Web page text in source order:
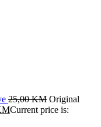
25,00KM Original
Current price is: